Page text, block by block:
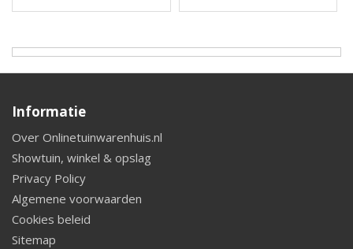
Informatie
Over Onlinetuinwarenhuis.nl
Showtuin, winkel & opslag
Privacy Policy
Algemene voorwaarden
Cookies beleid
Sitemap